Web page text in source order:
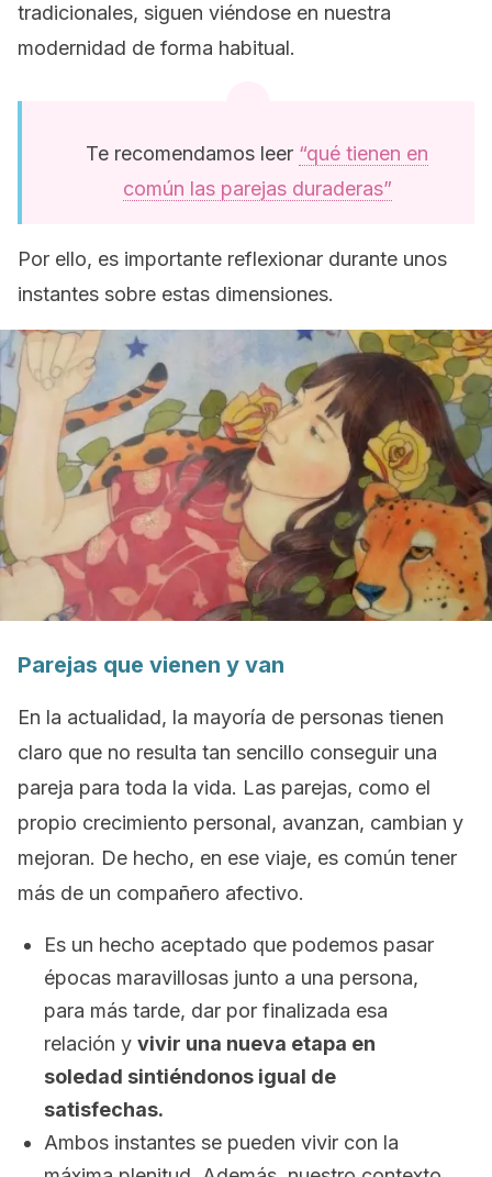
tradicionales, siguen viéndose en nuestra
modernidad de forma habitual.
Te recomendamos leer “qué tienen en
común las parejas duraderas”
Por ello, es importante reflexionar durante unos
instantes sobre estas dimensiones.
Parejas que vienen y van
En la actualidad, la mayoría de personas tienen
claro que no resulta tan sencillo conseguir una
pareja para toda la vida. Las parejas, como el
propio crecimiento personal, avanzan, cambian y
mejoran. De hecho, en ese viaje, es común tener
más de un compañero afectivo.
Es un hecho aceptado que podemos pasar
épocas maravillosas junto a una persona,
para más tarde, dar por finalizada esa
relación y vivir una nueva etapa en
soledad sintiéndonos igual de
satisfechas.
Ambos instantes se pueden vivir con la